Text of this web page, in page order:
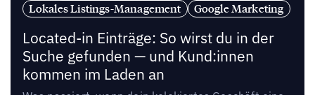
Lokales Listings-Management
Google Marketing
Located-in Einträge: So wirst du in der
Suche gefunden — und Kund:innen
kommen im Laden an